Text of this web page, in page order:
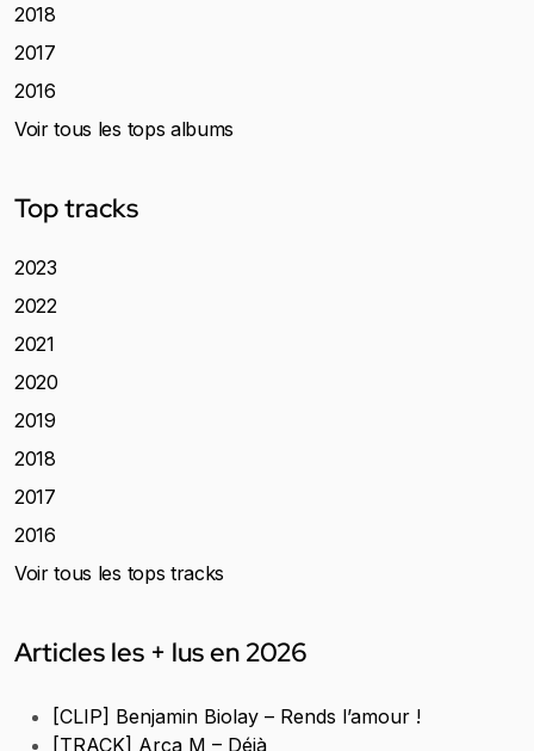
2018
2017
2016
Voir tous les tops albums
Top tracks
2023
2022
2021
2020
2019
2018
2017
2016
Voir tous les tops tracks
Articles les + lus en 2026
[CLIP] Benjamin Biolay – Rends l’amour !
[TRACK] Arca M – Déjà